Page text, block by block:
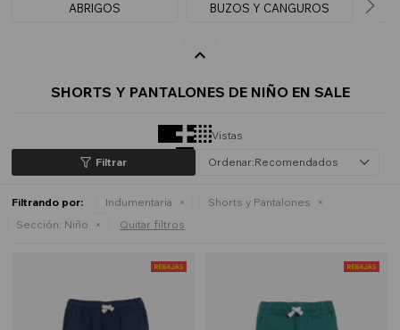
ABRIGOS BUZOS Y CANGUROS
SHORTS Y PANTALONES DE NIÑO EN SALE
Vistas
Recomendados
Filtrando por: Indumentaria
Shorts y Pantalones
Sección: Niño Quitar filtros